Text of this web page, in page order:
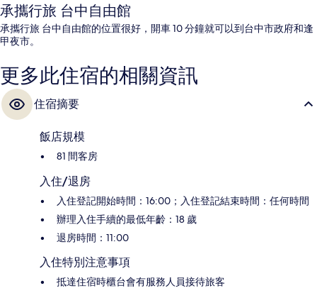
承攜行旅 台中自由館
承攜行旅 台中自由館的位置很好，開車 10 分鐘就可以到台中市政府和逢
甲夜市。
更多此住宿的相關資訊
住宿摘要
飯店規模
81 間客房
入住/退房
入住登記開始時間：16:00；入住登記結束時間：任何時間
辦理入住手續的最低年齡：18 歲
退房時間：11:00
入住特別注意事項
抵達住宿時櫃台會有服務人員接待旅客